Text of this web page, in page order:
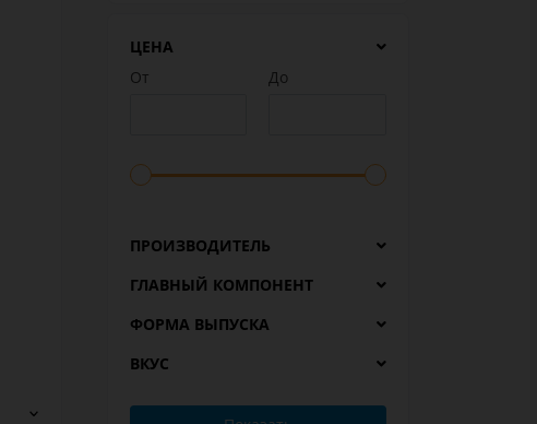
ЦЕНА
От
До
ПРОИЗВОДИТЕЛЬ
ГЛАВНЫЙ КОМПОНЕНТ
ФОРМА ВЫПУСКА
ВКУС